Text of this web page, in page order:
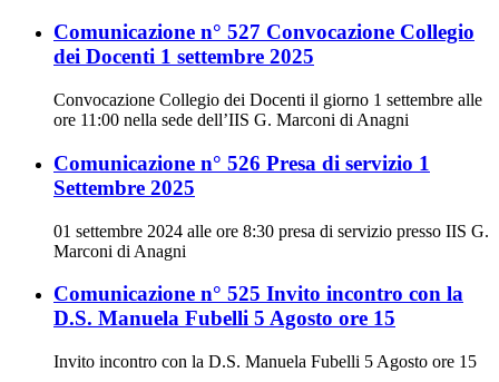
Comunicazione n° 527 Convocazione Collegio
dei Docenti 1 settembre 2025
Convocazione Collegio dei Docenti il giorno 1 settembre alle
ore 11:00 nella sede dell’IIS G. Marconi di Anagni
Comunicazione n° 526 Presa di servizio 1
Settembre 2025
01 settembre 2024 alle ore 8:30 presa di servizio presso IIS G.
Marconi di Anagni
Comunicazione n° 525 Invito incontro con la
D.S. Manuela Fubelli 5 Agosto ore 15
Invito incontro con la D.S. Manuela Fubelli 5 Agosto ore 15